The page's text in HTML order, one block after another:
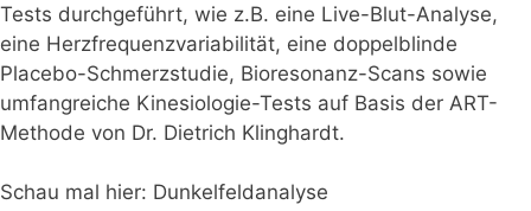
Tests durchgeführt, wie z.B. eine Live-Blut-Analyse,
eine Herzfrequenzvariabilität, eine doppelblinde
Placebo-Schmerzstudie, Bioresonanz-Scans sowie
umfangreiche Kinesiologie-Tests auf Basis der ART-
Methode von Dr. Dietrich Klinghardt.
Schau mal hier: Dunkelfeldanalyse